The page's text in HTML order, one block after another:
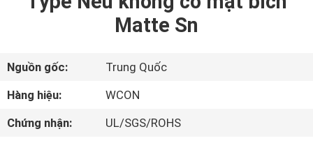
PHẨM
VỀ
Matte Sn
Nguồn gốc:
Trung Quốc
Hàng hiệu:
WCON
Chứng nhận:
UL/SGS/ROHS